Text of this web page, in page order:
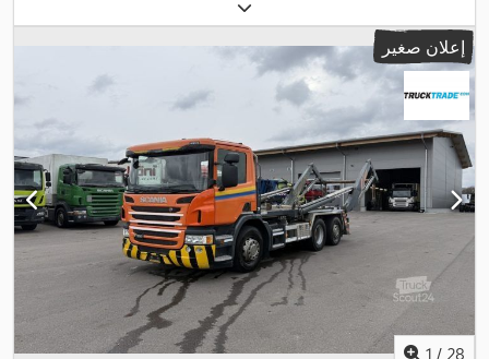
التروس:ميكانيكي, فئة الانبعاثات:يورو 5 , سنة الصنع:2012 ,
إعلان صغير
1 / 28